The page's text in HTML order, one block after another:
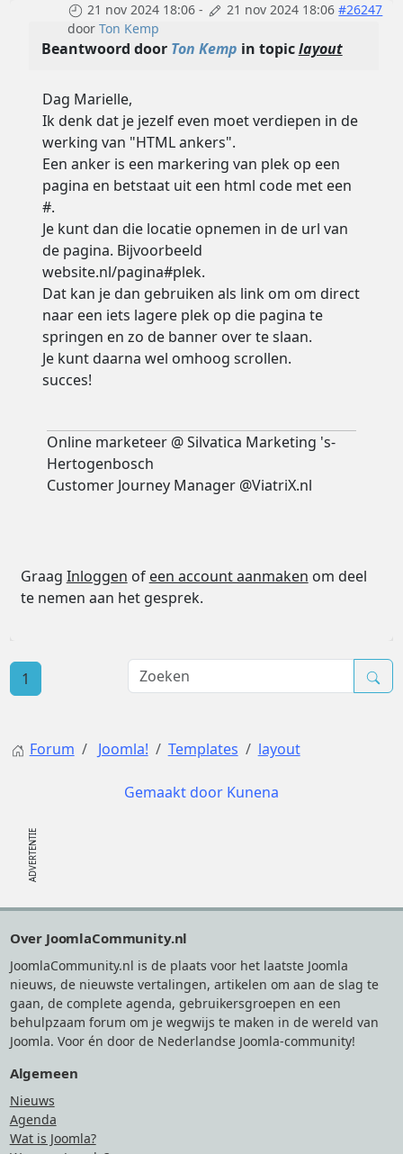
21 nov 2024 18:06 - 21 nov 2024 18:06 #26247
doorTon Kemp
Beantwoord door Ton Kemp in topiclayout
Dag Marielle,
Ik denk dat je jezelf even moet verdiepen in de
werking van "HTML ankers".
Een anker is een markering van plek op een
pagina en betstaat uit een html code met een
#.
Je kunt dan die locatie opnemen in de url van
de pagina. Bijvoorbeeld
website.nl/pagina#plek.
Dat kan je dan gebruiken als link om om direct
naar een iets lagere plek op die pagina te
springen en zo de banner over te slaan.
Je kunt daarna wel omhoog scrollen.
succes!
Online marketeer @ Silvatica Marketing 's-
Hertogenbosch
Customer Journey Manager @ViatriX.nl
Graag Inloggen of een account aanmaken om deel
te nemen aan het gesprek.
1
Forum Joomla! Templates layout
Gemaakt door Kunena
Over JoomlaCommunity.nl
JoomlaCommunity.nl is de plaats voor het laatste Joomla
nieuws, de nieuwste vertalingen, artikelen om aan de slag te
gaan, de complete agenda, gebruikersgroepen en een
behulpzaam forum om je wegwijs te maken in de wereld van
Joomla. Voor én door de Nederlandse Joomla-community!
Algemeen
Nieuws
Agenda
Wat is Joomla?